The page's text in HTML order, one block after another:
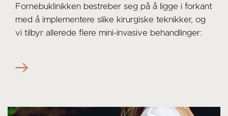
Fornebuklinikken bestreber seg på å ligge i forkant
med å implementere slike kirurgiske teknikker, og
vi tilbyr allerede flere mini-invasive behandlinger: